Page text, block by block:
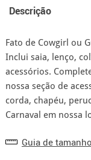
Descrição
Fato de Cowgirl ou
Inclui saia, lenço,
acessórios.
nossa seção de
corda, chapéu,
Carnaval em nossa
Guia de